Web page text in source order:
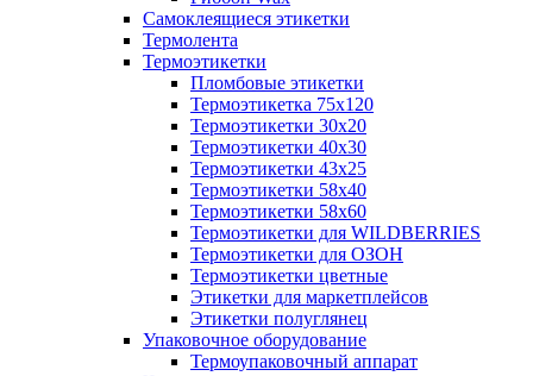
Самоклеящиеся этикетки
Термолента
Термоэтикетки
Пломбовые этикетки
Термоэтикетка 75х120
Термоэтикетки 30х20
Термоэтикетки 40х30
Термоэтикетки 43х25
Термоэтикетки 58х40
Термоэтикетки 58х60
Термоэтикетки для WILDBERRIES
Термоэтикетки для ОЗОН
Термоэтикетки цветные
Этикетки для маркетплейсов
Этикетки полуглянец
Упаковочное оборудование
Термоупаковочный аппарат